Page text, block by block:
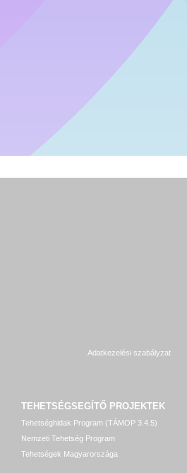
Adatkezelési szabályzat
TEHETSÉGSEGÍTŐ PROJEKTEK
Tehetséghidak Program (TÁMOP 3.4.5)
Nemzeti Tehetség Program
Tehetségek Magyarországa